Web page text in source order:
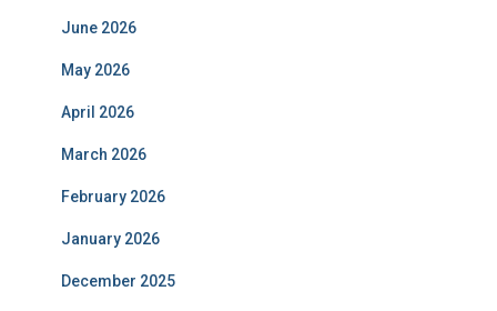
June 2026
May 2026
April 2026
March 2026
February 2026
January 2026
December 2025